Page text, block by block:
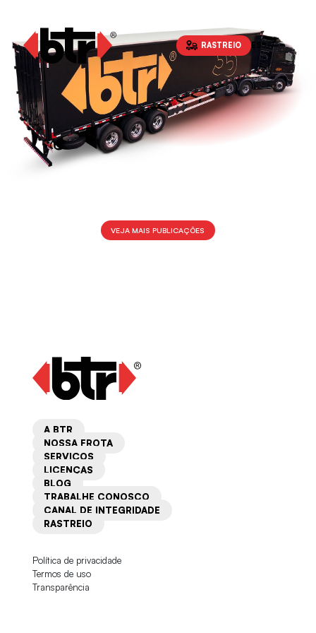
RASTREIO ES
VEJA MAIS PUBLICAÇÕES
A BTR
NOSSA FROTA
SERVIÇOS
LICENÇAS
BLOG
TRABALHE CONOSCO
CANAL DE INTEGRIDADE
RASTREIO
Política de privacidade
Termos de uso
Transparência